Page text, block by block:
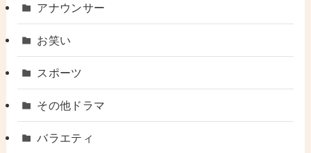
アナウンサー
お笑い
スポーツ
その他ドラマ
バラエティ